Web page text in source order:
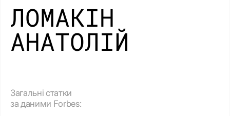
ЛОМАКІН
АНАТОЛІЙ
Загальні статки
за даними Forbes: